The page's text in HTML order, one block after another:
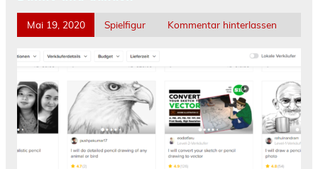
Mai 19, 2020 Spielfigur Kommentar hinterlassen